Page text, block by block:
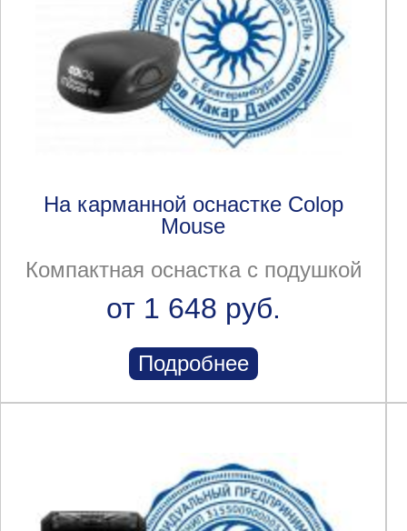
На карманной оснастке Colop
Mouse
Компактная оснастка с подушкой
от 1 648 руб.
Подробнее